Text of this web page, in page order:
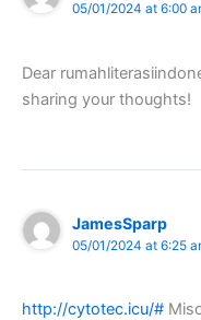
05/01/2024 at 6:00
Dear
sharing your thoughts!
JamesSparp
05/01/2024 at 6:25
http://cytotec.icu/#